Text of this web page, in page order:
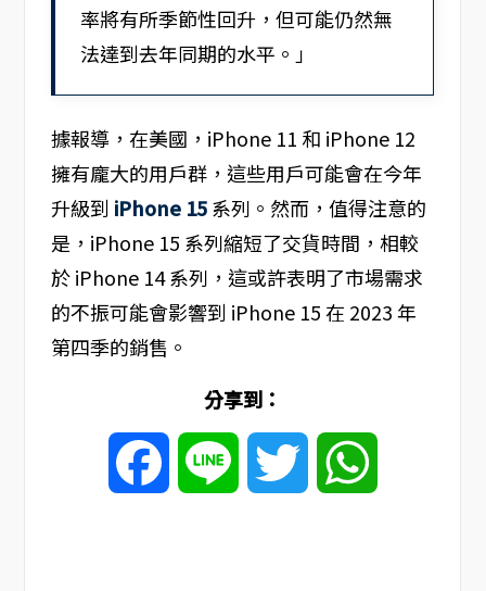
率將有所季節性回升，但可能仍然無
法達到去年同期的水平。」
據報導，在美國，iPhone 11 和 iPhone 12
擁有龐大的用戶群，這些用戶可能會在今年
升級到 iPhone 15系列。然而，值得注意的
是，iPhone 15 系列縮短了交貨時間，相較
於 iPhone 14 系列，這或許表明了市場需求
的不振可能會影響到 iPhone 15 在 2023 年
第四季的銷售。
分享到：
Facebook Line Twitter